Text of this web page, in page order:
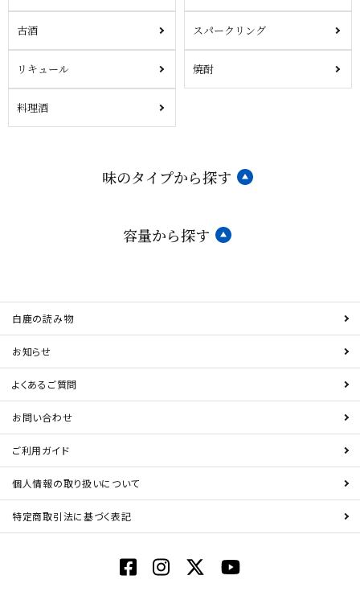
古酒 スパークリング
リキュール 焼酎
料理酒
味のタイプから探す
容量から探す
白鹿の読み物
お知らせ
よくあるご質問
お問い合わせ
ご利用ガイド
個人情報の取り扱いについて
特定商取引法に基づく表記